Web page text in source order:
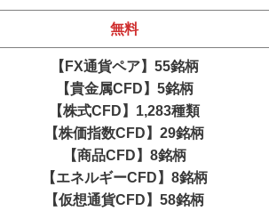
無料
【FX通貨ペア】55銘柄
【貴金属CFD】5銘柄
【株式CFD】1,283種類
【株価指数CFD】29銘柄
【商品CFD】8銘柄
【エネルギーCFD】8銘柄
【仮想通貨CFD】58銘柄